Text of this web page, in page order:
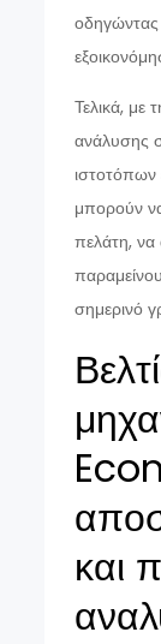
οδηγώντας
Τελικά,
ανάλυσης
ιστοτόπων
μπορούν
πελάτη, να
σημερινό
και